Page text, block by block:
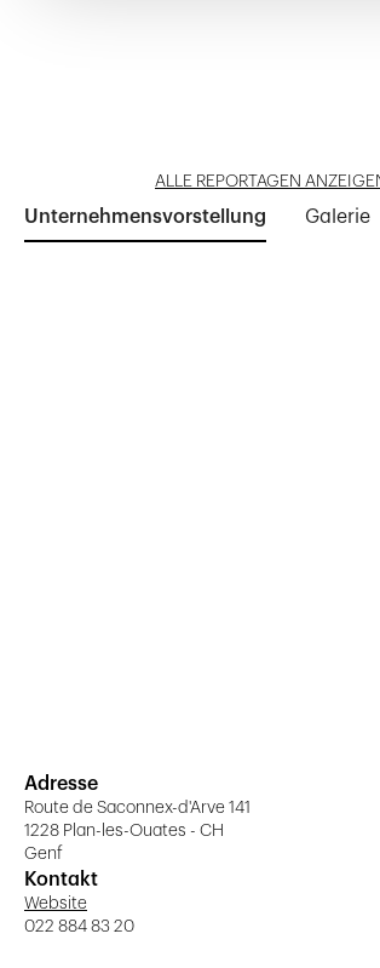
ALLE REPORTAGEN
Unternehmensvorstellung Galerie
Adresse
Route de Saconnex-d'Arve 141
1228 Plan-les-Ouates - CH
Genf
Kontakt
Website
022 884 83 20